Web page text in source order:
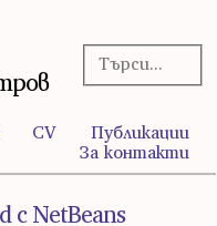
CV
Публикации
За контакти
NetBeans